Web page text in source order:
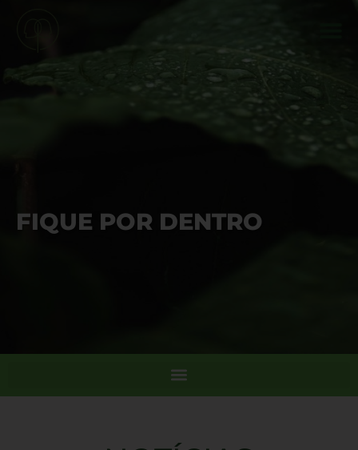
FIQUE POR DENTRO